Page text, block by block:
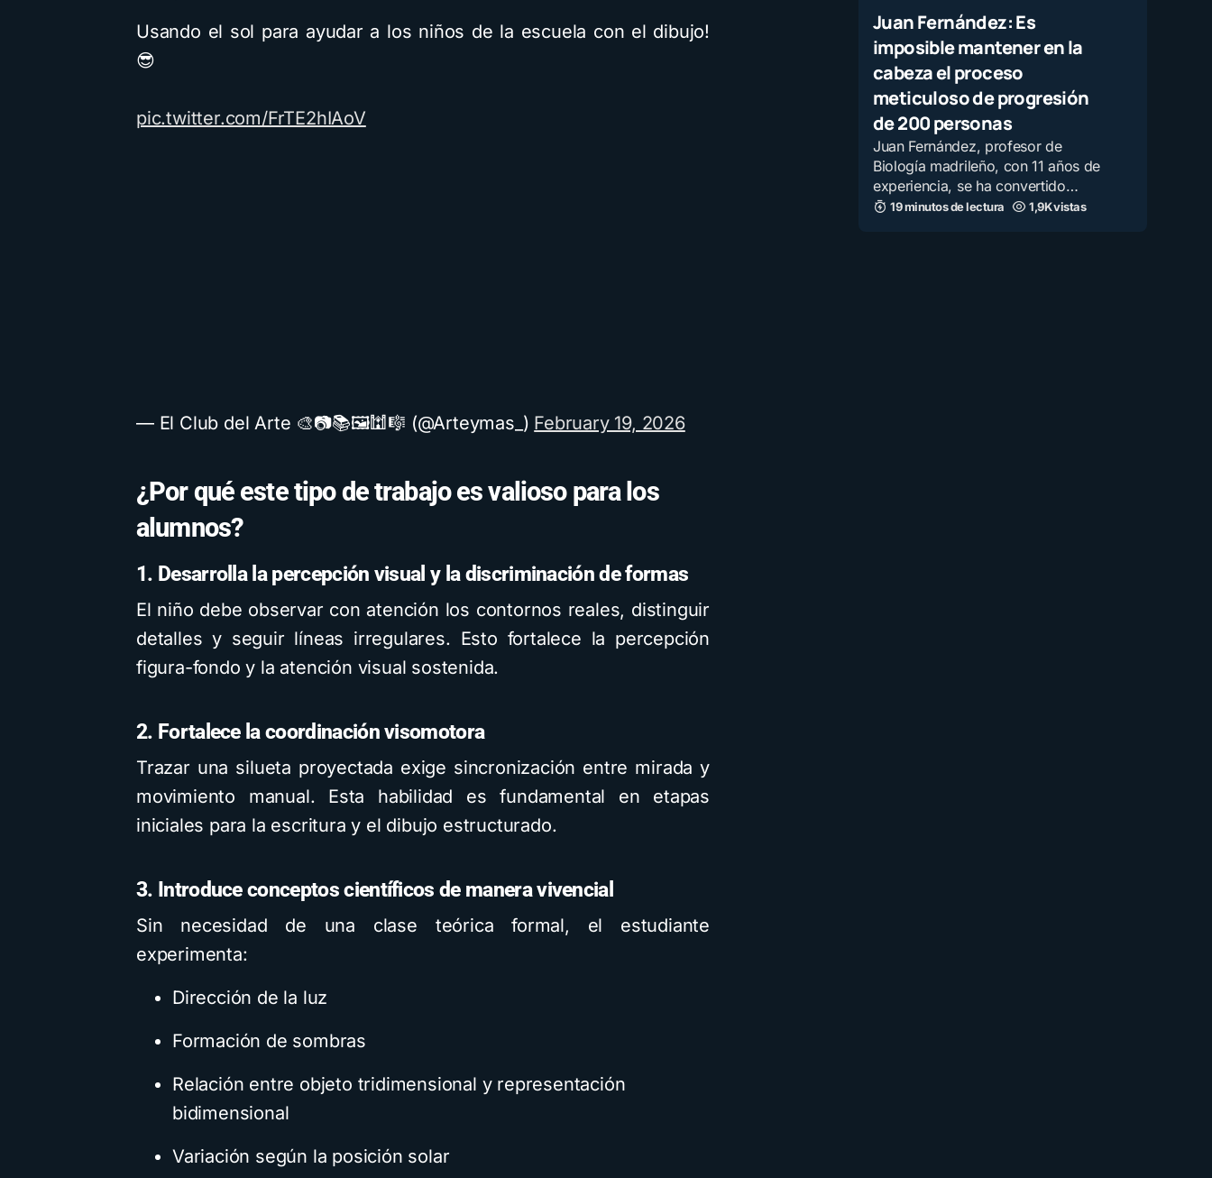
Usando el sol para ayudar a los niños de la escuela con el dibujo!
😎
pic.twitter.com/FrTE2hIAoV
— El Club del Arte 🎨📷📚🖼🕍🎼 (@Arteymas_) February 19, 2026
¿Por qué este tipo de trabajo es valioso para los
alumnos?
1. Desarrolla la percepción visual y la discriminación de formas
El niño debe observar con atención los contornos reales, distinguir
detalles y seguir líneas irregulares. Esto fortalece la percepción
figura-fondo y la atención visual sostenida.
2. Fortalece la coordinación visomotora
Trazar una silueta proyectada exige sincronización entre mirada y
movimiento manual. Esta habilidad es fundamental en etapas
iniciales para la escritura y el dibujo estructurado.
3. Introduce conceptos científicos de manera vivencial
Sin necesidad de una clase teórica formal, el estudiante
experimenta:
Dirección de la luz
Formación de sombras
Relación entre objeto tridimensional y representación
bidimensional
Variación según la posición solar
Juan Fernández: Es
imposible mantener en la
cabeza el proceso
meticuloso de progresión
de 200 personas
Juan Fernández, profesor de
Biología madrileño, con 11 años de
experiencia, se ha convertido…
19 minutos de lectura 1,9K vistas